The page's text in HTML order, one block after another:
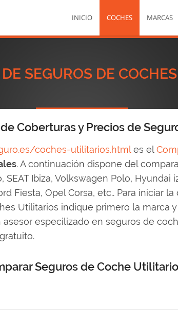
INICIO COCHES MARCAS
SEGUROS DE
Coberturas y Precios de
coches-utilitarios.htmles el
. A continuación dispone del
SEAT Ibiza, Volkswagen Polo, Hyundai
Fiesta, Opel Corsa, etc.. Para iniciar
Utilitarios indique primero la marca
especilizado en seguros de
Seguros de Coche